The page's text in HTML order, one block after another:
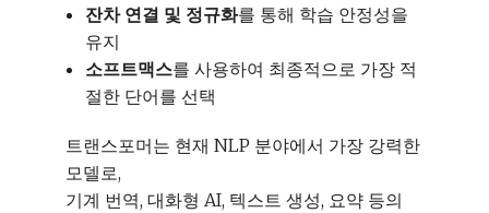
잔차 연결 및 정규화를 통해 학습 안정성을
유지
소프트맥스를 사용하여 최종적으로 가장 적
절한 단어를 선택
트랜스포머는 현재 NLP 분야에서 가장 강력한
모델로,
기계 번역, 대화형 AI, 텍스트 생성, 요약 등의